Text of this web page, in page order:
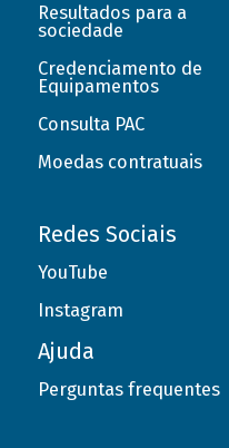
Resultados para a
sociedade
Credenciamento de
Equipamentos
Consulta PAC
Moedas contratuais
Redes Sociais
YouTube
Instagram
Ajuda
Perguntas frequentes